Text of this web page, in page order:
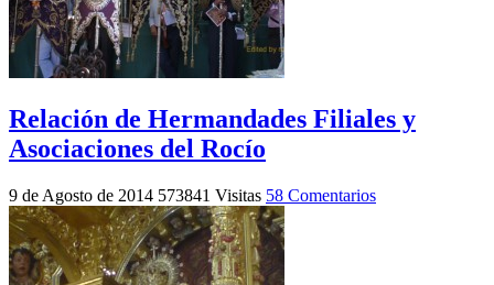
Relación de Hermandades Filiales y
Asociaciones del Rocío
9 de Agosto de 2014 573841 Visitas 58 Comentarios